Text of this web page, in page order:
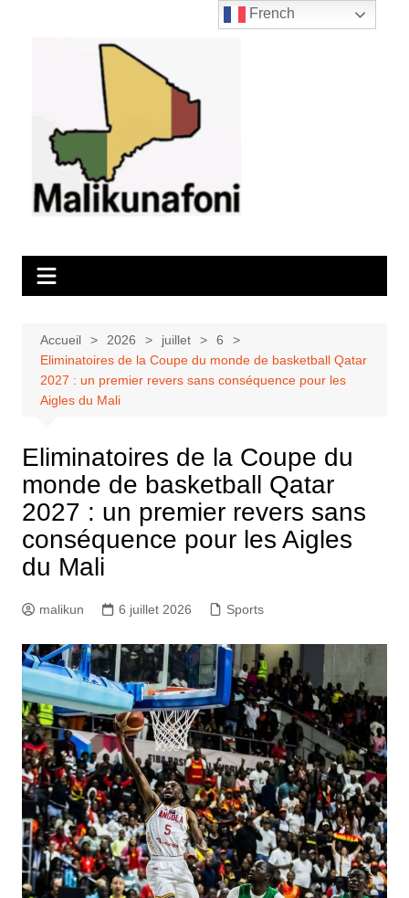
Accueil 2026 juillet
6
Eliminatoires de la Coupe du monde de basketball Qatar
2027 : un premier revers sans conséquence pour les
Aigles du Mali
Eliminatoires de la Coupe du
monde de basketball Qatar
2027 : un premier revers sans
conséquence pour les Aigles
du Mali
malikun 6 juillet 2026 Sports
French